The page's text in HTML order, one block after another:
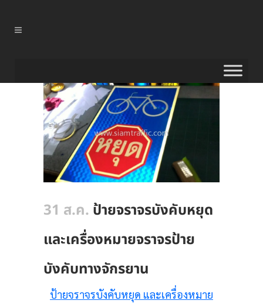
31 ส.ค. ป้ายจราจรบังคับหยุด
และเครื่องหมายจราจรป้าย
บังคับทางจักรยาน
ป้ายจราจรบังคับหยุด และเครื่องหมาย